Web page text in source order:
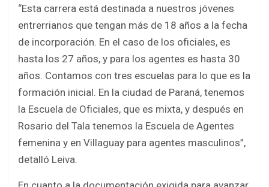
“Esta carrera está destinada a nuestros jóvenes
entrerrianos que tengan más de 18 años a la fecha
de incorporación. En el caso de los oficiales, es
hasta los 27 años, y para los agentes es hasta 30
años. Contamos con tres escuelas para lo que es la
formación inicial. En la ciudad de Paraná, tenemos
la Escuela de Oficiales, que es mixta, y después en
Rosario del Tala tenemos la Escuela de Agentes
femenina y en Villaguay para agentes masculinos”,
detalló Leiva.